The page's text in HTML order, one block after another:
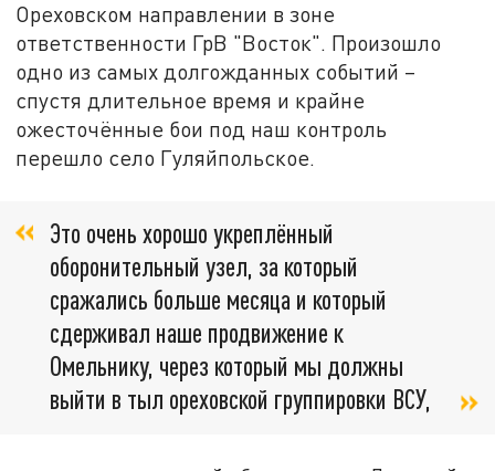
Ореховском направлении в зоне
ответственности ГрВ "Восток". Произошло
одно из самых долгожданных событий –
спустя длительное время и крайне
ожесточённые бои под наш контроль
перешло село Гуляйпольское.
Это очень хорошо укреплённый
оборонительный узел, за который
сражались больше месяца и который
сдерживал наше продвижение к
Омельнику, через который мы должны
выйти в тыл ореховской группировки ВСУ,